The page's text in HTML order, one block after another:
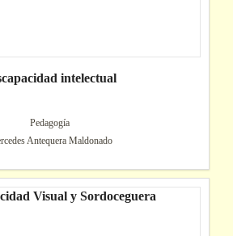
intelectual
Pedagogía
Antequera Maldonado